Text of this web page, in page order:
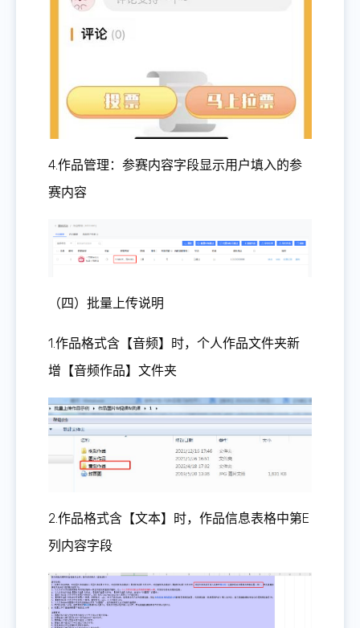
4.作品管理：参赛内容字段显示用户填入的参
赛内容
（四）批量上传说明
1.作品格式含【音频】时，个人作品文件夹新
增【音频作品】文件夹
2.作品格式含【文本】时，作品信息表格中第E
列内容字段